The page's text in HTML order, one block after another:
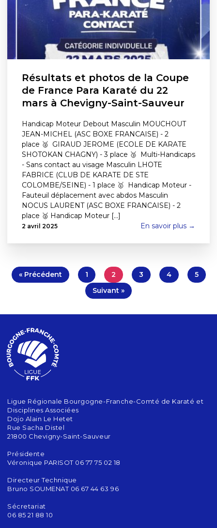
Résultats et photos de la Coupe
de France Para Karaté du 22
mars à Chevigny-Saint-Sauveur
Handicap Moteur Debout Masculin MOUCHOUT
JEAN-MICHEL (ASC BOXE FRANCAISE) - 2
place 🥈 GIRAUD JEROME (ECOLE DE KARATE
SHOTOKAN CHAGNY) - 3 place 🥉 Multi-Handicaps
- Sans contact au visage Masculin LHOTE
FABRICE (CLUB DE KARATE DE STE
COLOMBE/SEINE) - 1 place 🥇 Handicap Moteur -
Fauteuil déplacement avec abdos Masculin
NOCUS LAURENT (ASC BOXE FRANCAISE) - 2
place 🥈 Handicap Moteur [...]
2 avril 2025 En savoir plus →
« Précédent 1 2 3 4
5
Suivant »
Ligue Régionale Bourgogne-Franche-Comté de Karaté et
Disciplines Associées
Dojo Alain Le Hetet
Rue Sacha Distel
21800 Chevigny-Saint-Sauveur
Présidente
Véronique PARISOT 06 77 75 02 18
Directeur Technique
Bruno SOUMENAT 06 67 44 63 96
Sécretariat
06 85 21 88 10